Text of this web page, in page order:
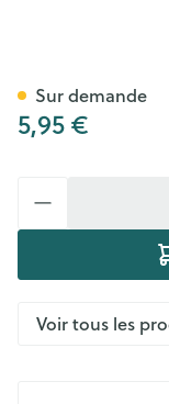
5,95 €
Sur demande
Voir tous les